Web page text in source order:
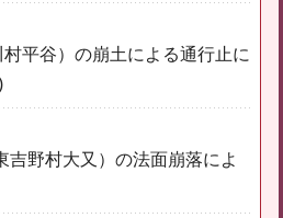
平谷）の崩土による通行止に
吉野村大又）の法面崩落によ